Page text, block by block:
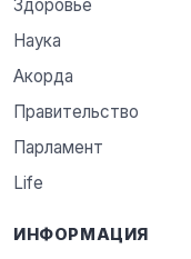
Здоровье
Наука
Акорда
Правительство
Парламент
Life
ИНФОРМАЦИЯ